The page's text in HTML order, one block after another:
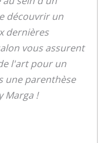
découvrir un
dernières
vous assurent
l'art pour un
une parenthèse
Marga !